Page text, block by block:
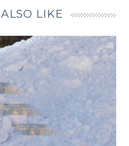
LIKE